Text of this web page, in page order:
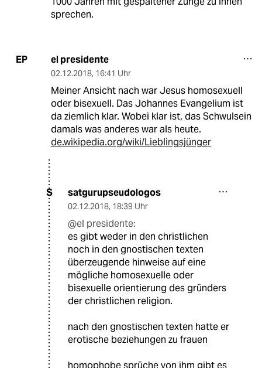
sprechen.
EP el presidente
02.12.2018, 16:41 Uhr
Meiner Ansicht nach war Jesus homosexuell
oder bisexuell. Das Johannes Evangelium ist
da ziemlich klar. Wobei klar ist, das Schwulsein
damals was anderes war als heute.
de.wikipedia.org/wiki/Lieblingsjünger
S satgurupseudologos
02.12.2018, 18:39 Uhr
@el presidente:
es gibt weder in den christlichen
noch in den gnostischen texten
überzeugende hinweise auf eine
mögliche homosexuelle oder
bisexuelle orientierung des gründers
der christlichen religion.
nach den gnostischen texten hatte er
erotische beziehungen zu frauen
homophobe sprüche von ihm gibt es